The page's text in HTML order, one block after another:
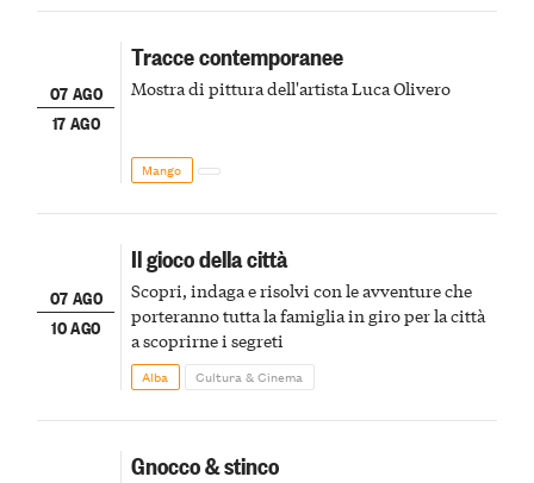
07 AGO
17 AGO
Tracce contemporanee
Mostra di pittura dell'artista Luca Olivero
Mango
07 AGO
10 AGO
Il gioco della città
Scopri, indaga e risolvi con le avventure che
porteranno tutta la famiglia in giro per la città
a scoprirne i segreti
Alba Cultura & Cinema
Gnocco & stinco